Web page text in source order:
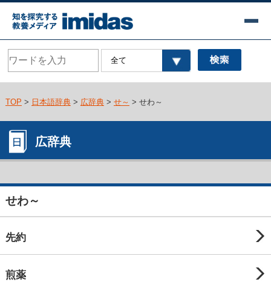
TOP > 日本語辞典> 広辞典> せ～ > せわ～
広辞典
せわ～
先約
煎薬